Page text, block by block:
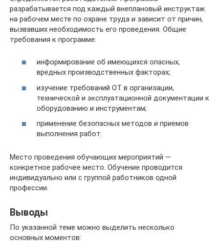
разрабатывается под каждый внеплановый инструктаж
на рабочем месте по охране труда и зависит от причин,
вызвавших необходимость его проведения. Общие
требования к программе:
информирование об имеющихся опасных,
вредных производственных факторах;
изучение требований ОТ в организации,
технической и эксплуатационной документации к
оборудованию и инструментам;
применение безопасных методов и приемов
выполнения работ.
Место проведения обучающих мероприятий —
конкретное рабочее место. Обучение проводится
индивидуально или с группой работников одной
профессии.
Выводы
По указанной теме можно выделить несколько
основных моментов: